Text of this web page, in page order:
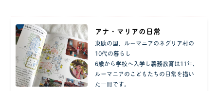
アナ・マリアの日常
東欧の国、ルーマニアのネグリア村の
10代の暮らし
6歳から学校へ入学し義務教育は11年、
ルーマニアのこどもたちの日常を描い
た一冊です。